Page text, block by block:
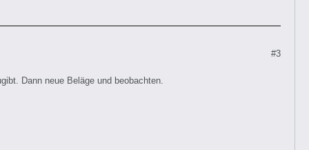
#3
Dann neue Beläge und beobachten.